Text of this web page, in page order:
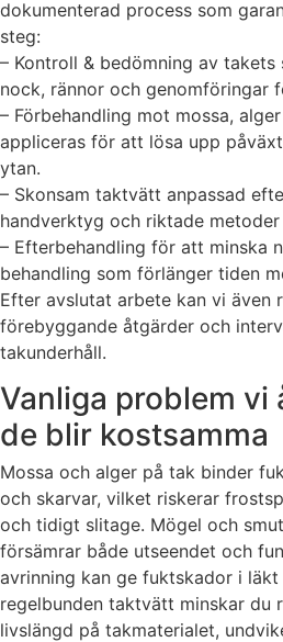
dokumenterad process som
steg:
– Kontroll & bedömning av
nock, rännor och genomföringar
– Förbehandling mot mossa,
appliceras för att lösa upp
ytan.
– Skonsam taktvätt anpassad
handverktyg och riktade
– Efterbehandling för att minska
behandling som förlänger tiden
Efter avslutat arbete kan vi även
förebyggande åtgärder och
takunderhåll.
Vanliga problem vi
de blir kostsamma
Mossa och alger på tak binder
och skarvar, vilket riskerar
och tidigt slitage. Mögel och
försämrar både utseendet och
avrinning kan ge fuktskador i
regelbunden taktvätt minskar du
livslängd på takmaterialet,